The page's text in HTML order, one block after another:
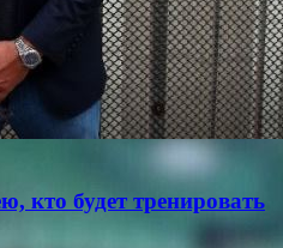
кто будет тренировать